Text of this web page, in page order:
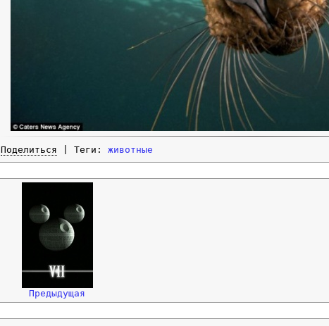
Поделиться | Теги: животные
Предыдущая